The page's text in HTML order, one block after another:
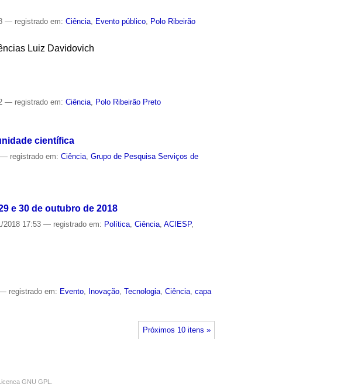
— registrado em:Ciência Evento público Polo Ribeirão
Luiz Davidovich
— registrado em:Ciência, Polo Ribeirão Preto
científica
— registrado em:Ciência ,Grupo de Pesquisa Serviços de
e 30 de outubro de 2018
2018 17:53— registrado em: Política ,Ciência ,ACIESP,
registrado em: Evento, Inovação,Tecnologia,Ciência,capa
Próximos 10 itens »
GNU GPL